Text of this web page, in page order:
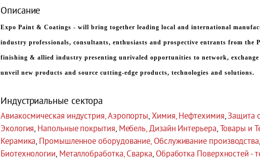
Описание
Expo Paint & Coatings - will bring together leading local and international
industry professionals, consultants, enthusiasts and prospective entrants from the
finishing & allied industry presenting unrivaled opportunities to network, exchange
unveil new products and source cutting-edge products, technologies and solutions.
Индустриальные сектора
Авиакосмическая индустрия, Аэропорты Химия, Нефтехимия Защита
Экология Напольные покрытия Мебель, Дизайн Интерьера Товары и
Керамика Промышленное оборудование, Обслуживание производства
Биотехнологии Металлобработка, Сварка Обработка Поверхностей -